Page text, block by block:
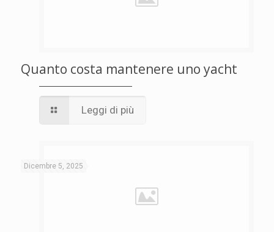
Quanto costa mantenere uno yacht
Leggi di più
Dicembre 5, 2025